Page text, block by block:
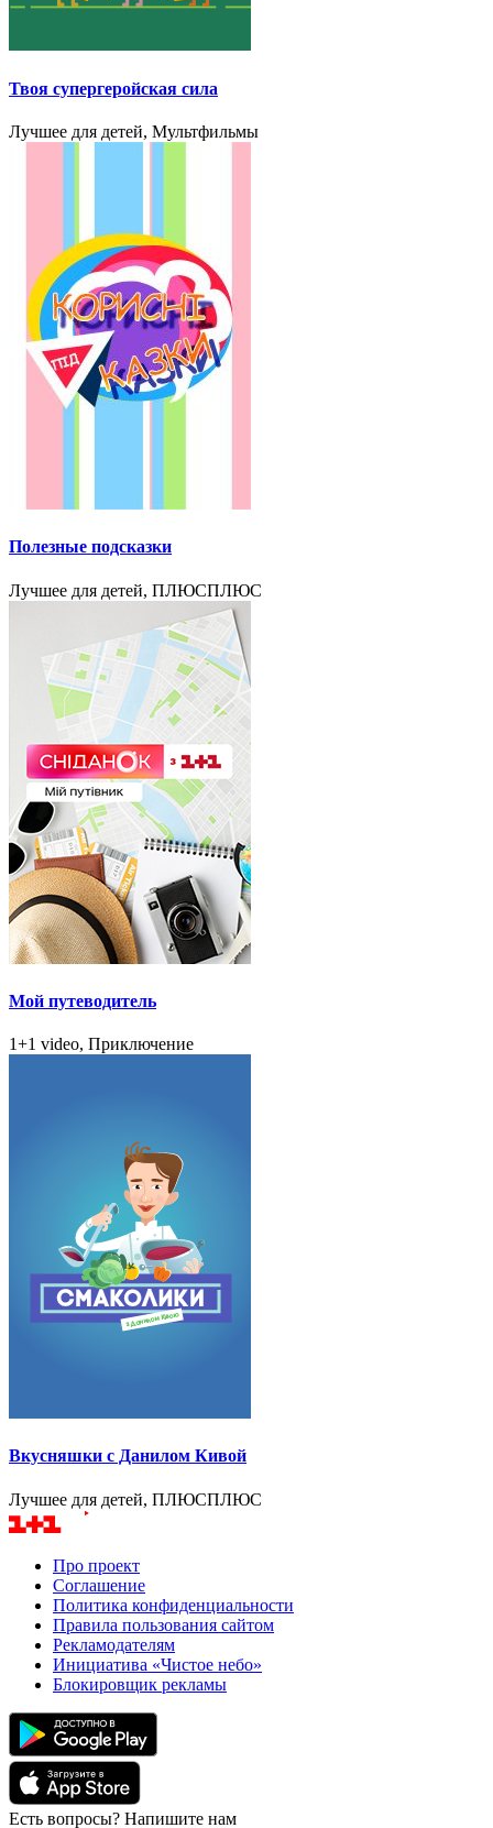
Твоя cупергеройская сила
Лучшее для детей, Мультфильмы
Полезные подсказки
Лучшее для детей, ПЛЮСПЛЮС
Мой путеводитель
1+1 video, Приключение
Вкусняшки с Данилом Кивой
Лучшее для детей, ПЛЮСПЛЮС
Про проект
Соглашение
Политика конфиденциальности
Правила пользования сайтом
Рекламодателям
Инициатива «Чистое небо»
Блокировщик рекламы
Есть вопросы? Напишите нам